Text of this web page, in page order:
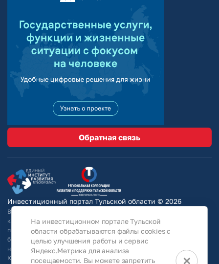
Обратная связь
Инвестиционный портал Тульской области © 2026
Вся информация на сайте носит ознакомительный характер и ни при
каких условиях не является публичной офертой, определяемой
положениями Статьи 437 Гражданского кодекса РФ. Для получения
более подробной информации и окончательных условий следует
непосредственно (уточнять у собственников/ обращаться в АО
КРТО).Используя информацию, указанную на сайте, Общество
На инвестиционном портале Тульской
области обрабатываются файлы cookies с
целью улучшения работы и сервис
Яндекс.Метрика для анализа
посещаемости. Вы можете запретить